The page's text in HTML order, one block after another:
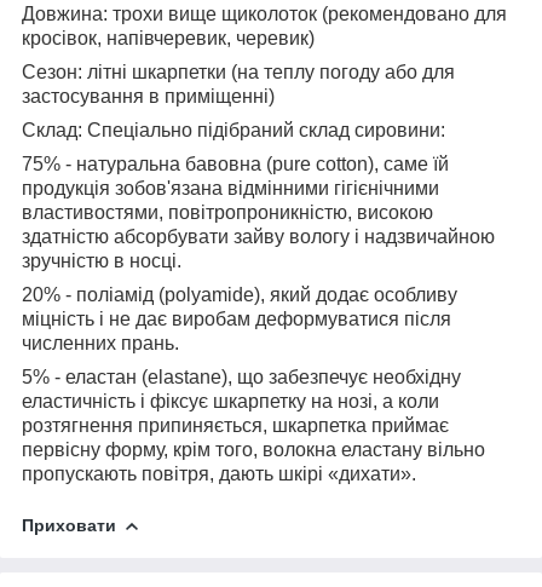
Довжина: трохи вище щиколоток (рекомендовано для
кросівок, напівчеревик, черевик)
Сезон: літні шкарпетки (на теплу погоду або для
застосування в приміщенні)
Склад: Спеціально підібраний склад сировини:
75% - натуральна бавовна (pure cotton), саме їй
продукція зобов'язана відмінними гігієнічними
властивостями, повітропроникністю, високою
здатністю абсорбувати зайву вологу і надзвичайною
зручністю в носці.
20% - поліамід (polyamide), який додає особливу
міцність і не дає виробам деформуватися після
численних прань.
5% - еластан (elastane), що забезпечує необхідну
еластичність і фіксує шкарпетку на нозі, а коли
розтягнення припиняється, шкарпетка приймає
первісну форму, крім того, волокна еластану вільно
пропускають повітря, дають шкірі «дихати».
Приховати